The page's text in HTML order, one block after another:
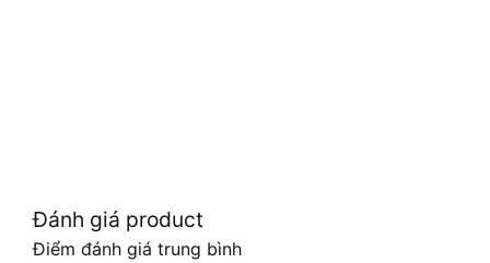
Đánh giá product
Điểm đánh giá trung bình